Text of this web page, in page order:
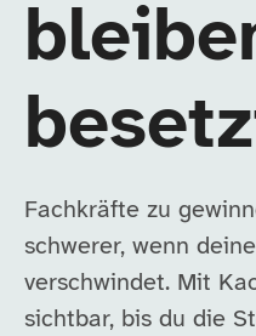
Fachkräfte zu
schwerer, wenn
verschwindet. Mit
sichtbar, bis du die